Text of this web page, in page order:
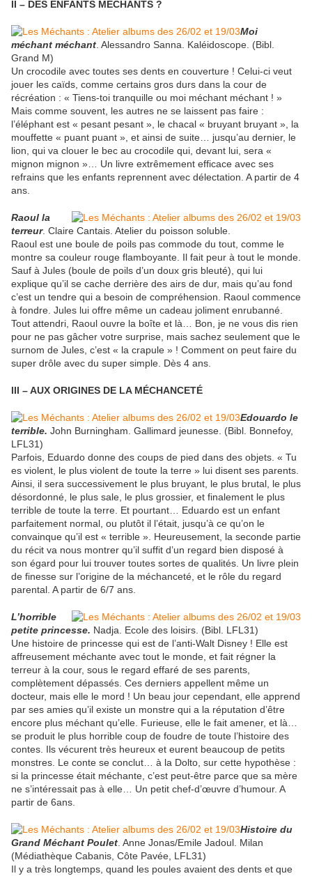
II – DES ENFANTS MÉCHANTS ?
Moi
méchant méchant . Alessandro Sanna. Kaléidoscope. (Bibl.
Grand M)
Un crocodile avec toutes ses dents en couverture ! Celui-ci veut
jouer les caïds, comme certains gros durs dans la cour de
récréation : « Tiens-toi tranquille ou moi méchant méchant ! »
Mais comme souvent, les autres ne se laissent pas faire :
l’éléphant est « pesant pesant », le chacal « bruyant bruyant », la
mouffette « puant puant », et ainsi de suite… jusqu’au dernier, le
lion, qui va clouer le bec au crocodile qui, devant lui, sera «
mignon mignon »… Un livre extrêmement efficace avec ses
refrains que les enfants reprennent avec délectation. A partir de 4
ans.
Raoul la
terreur. Claire Cantais. Atelier du poisson soluble.
Raoul est une boule de poils pas commode du tout, comme le
montre sa couleur rouge flamboyante. Il fait peur à tout le monde.
Sauf à Jules (boule de poils d’un doux gris bleuté), qui lui
explique qu’il se cache derrière des airs de dur, mais qu’au fond
c’est un tendre qui a besoin de compréhension. Raoul commence
à fondre. Jules lui offre même un cadeau joliment enrubanné.
Tout attendri, Raoul ouvre la boîte et là… Bon, je ne vous dis rien
pour ne pas gâcher votre surprise, mais sachez seulement que le
surnom de Jules, c’est « la crapule » ! Comment on peut faire du
super drôle avec du super simple. Dès 4 ans.
III – AUX ORIGINES DE LA MÉCHANCETÉ
Edouardo le
terrible. John Burningham. Gallimard jeunesse. (Bibl. Bonnefoy,
LFL31)
Parfois, Eduardo donne des coups de pied dans des objets. « Tu
es violent, le plus violent de toute la terre » lui disent ses parents.
Ainsi, il sera successivement le plus bruyant, le plus brutal, le plus
désordonné, le plus sale, le plus grossier, et finalement le plus
terrible de toute la terre. Et pourtant… Eduardo est un enfant
parfaitement normal, ou plutôt il l’était, jusqu’à ce qu’on le
convainque qu’il est « terrible ». Heureusement, la seconde partie
du récit va nous montrer qu’il suffit d’un regard bien disposé à
son égard pour lui trouver toutes sortes de qualités. Un livre plein
de finesse sur l’origine de la méchanceté, et le rôle du regard
parental. A partir de 6/7 ans.
L’horrible
petite princesse. Nadja. Ecole des loisirs. (Bibl. LFL31)
Une histoire de princesse qui est de l’anti-Walt Disney ! Elle est
affreusement méchante avec tout le monde, et fait régner la
terreur à la cour, sous le regard effaré de ses parents,
complètement dépassés. Ces derniers appellent même un
docteur, mais elle le mord ! Un beau jour cependant, elle apprend
par ses amies qu’il existe un monstre qui a la réputation d’être
encore plus méchant qu’elle. Furieuse, elle le fait amener, et là…
se produit le plus horrible coup de foudre de toute l’histoire des
contes. Ils vécurent très heureux et eurent beaucoup de petits
monstres. Le conte se conclut… à la Dolto, sur cette hypothèse :
si la princesse était méchante, c’est peut-être parce que sa mère
ne s’intéressait pas à elle… Un petit chef-d’œuvre d’humour. A
partir de 6ans.
Histoire du
Grand Méchant Poulet . Anne Jonas/Emile Jadoul. Milan
(Médiathèque Cabanis, Côte Pavée, LFL31)
Il y a très longtemps, quand les poules avaient des dents et que